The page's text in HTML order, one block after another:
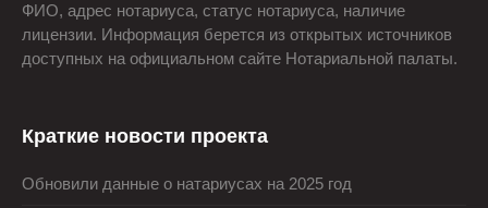
ФИО, адрес нотариуса, статус нотариуса, наличие
лицензии. Информация берется из открытых источников
доступных на официальном сайте Нотариальной палаты.
Краткие новости проекта
Обновили данные о натариусах на 2025 год